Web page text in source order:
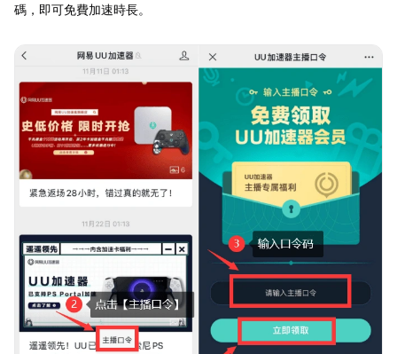
碼，即可免費加速時長。